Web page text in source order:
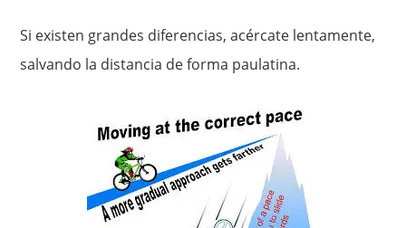
Si existen grandes diferencias, acércate lentamente,
salvando la distancia de forma paulatina.